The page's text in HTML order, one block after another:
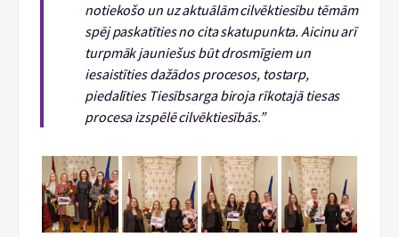
notiekošo un uz aktuālām cilvēktiesību tēmām
spēj paskatīties no cita skatupunkta. Aicinu arī
turpmāk jauniešus būt drosmīgiem un
iesaistīties dažādos procesos, tostarp,
piedalīties Tiesībsarga biroja rīkotajā tiesas
procesa izspēlē cilvēktiesībās.”